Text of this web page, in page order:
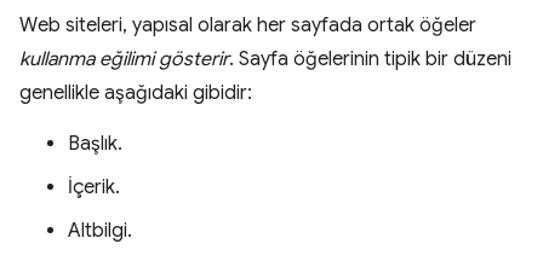
Web siteleri, yapısal olarak her sayfada ortak öğeler
kullanma eğilimi gösterir. Sayfa öğelerinin tipik bir düzeni
genellikle aşağıdaki gibidir:
Başlık.
İçerik.
Altbilgi.